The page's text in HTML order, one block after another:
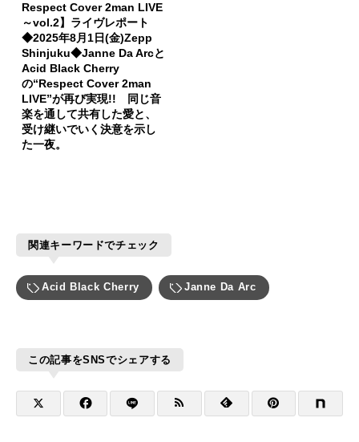
Respect Cover 2man LIVE
～vol.2】ライヴレポート
◆2025年8月1日(金)Zepp
Shinjuku◆Janne Da Arcと
Acid Black Cherry
の“Respect Cover 2man
LIVE”が再び実現!! 同じ音
楽を通して共有した愛と、
受け継いでいく決意を示し
た一夜。
関連キーワードでチェック
Acid Black Cherry Janne Da Arc
この記事をSNSでシェアする